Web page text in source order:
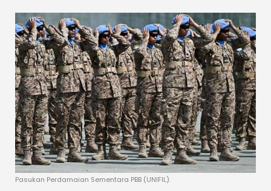
Pasukan Perdamaian Sementara PBB (UNIFIL).